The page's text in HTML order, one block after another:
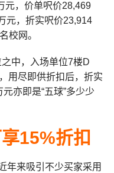
元，价单呎价28,469
元，折实呎价23,914
校网。
中，入场单位7楼D
用尽即供折扣后，折实
亦即是“五球”多少少
15%折扣
年来吸引不少买家采用